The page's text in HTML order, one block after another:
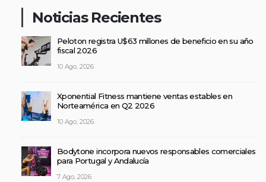
Noticias Recientes
Peloton registra U$63 millones de beneficio en su año
fiscal 2026
10 Ago, 2026
Xponential Fitness mantiene ventas estables en
Norteamérica en Q2 2026
10 Ago, 2026
Bodytone incorpora nuevos responsables comerciales
para Portugal y Andalucía
7 Ago, 2026